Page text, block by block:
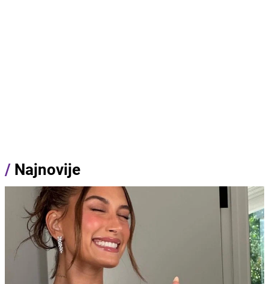
/ Najnovije